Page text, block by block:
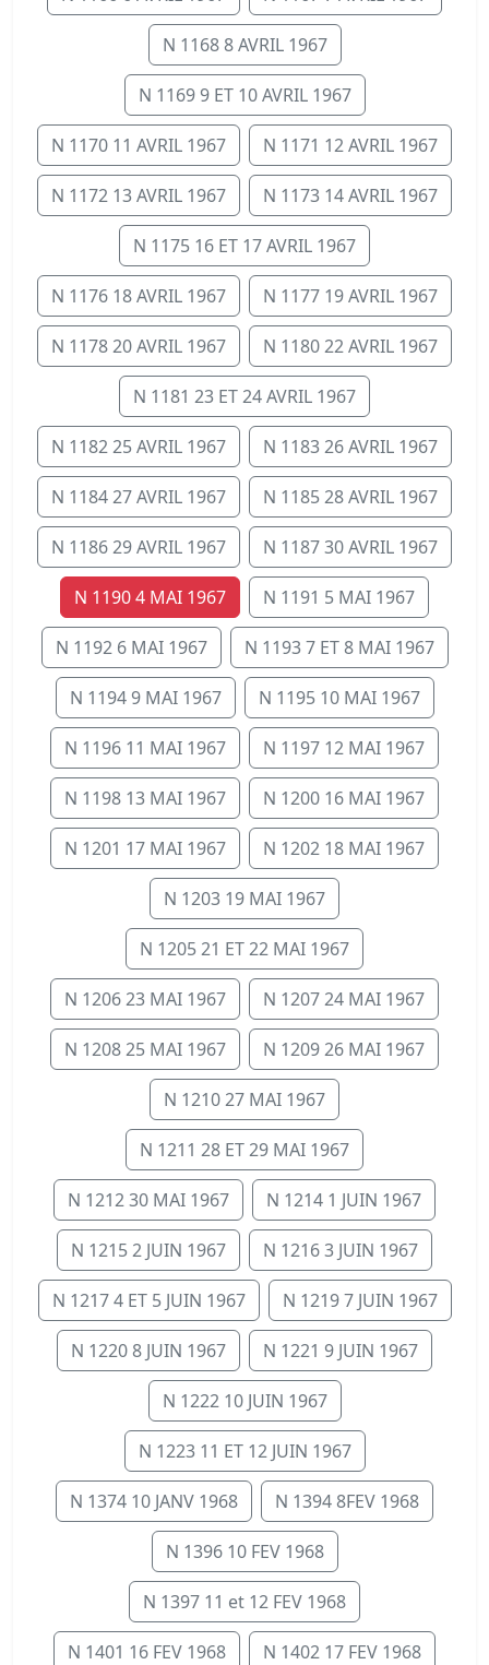
N 1168 8 AVRIL 1967
N 1169 9 ET 10 AVRIL 1967
N 1170 11 AVRIL 1967 N 1171 12 AVRIL 1967
N 1172 13 AVRIL 1967 N 1173 14 AVRIL 1967
N 1175 16 ET 17 AVRIL 1967
N 1176 18 AVRIL 1967 N 1177 19 AVRIL 1967
N 1178 20 AVRIL 1967 N 1180 22 AVRIL 1967
N 1181 23 ET 24 AVRIL 1967
N 1182 25 AVRIL 1967 N 1183 26 AVRIL 1967
N 1184 27 AVRIL 1967 N 1185 28 AVRIL 1967
N 1186 29 AVRIL 1967 N 1187 30 AVRIL 1967
N 1190 4 MAI 1967 N 1191 5 MAI 1967
N 1192 6 MAI 1967 N 1193 7 ET 8 MAI 1967
N 1194 9 MAI 1967 N 1195 10 MAI 1967
N 1196 11 MAI 1967 N 1197 12 MAI 1967
N 1198 13 MAI 1967 N 1200 16 MAI 1967
N 1201 17 MAI 1967 N 1202 18 MAI 1967
N 1203 19 MAI 1967
N 1205 21 ET 22 MAI 1967
N 1206 23 MAI 1967 N 1207 24 MAI 1967
N 1208 25 MAI 1967 N 1209 26 MAI 1967
N 1210 27 MAI 1967
N 1211 28 ET 29 MAI 1967
N 1212 30 MAI 1967 N 1214 1 JUIN 1967
N 1215 2 JUIN 1967 N 1216 3 JUIN 1967
N 1217 4 ET 5 JUIN 1967 N 1219 7 JUIN 1967
N 1220 8 JUIN 1967 N 1221 9 JUIN 1967
N 1222 10 JUIN 1967
N 1223 11 ET 12 JUIN 1967
N 1374 10 JANV 1968 N 1394 8FEV 1968
N 1396 10 FEV 1968
N 1397 11 et 12 FEV 1968
N 1401 16 FEV 1968 N 1402 17 FEV 1968